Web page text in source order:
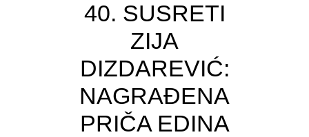
40. SUSRETI
ZIJA
DIZDAREVIĆ:
NAGRAĐENA
PRIČA EDINA